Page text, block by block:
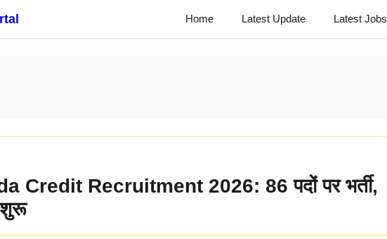
Home Latest Update Latest Jobs
Credit Recruitment 2026: 86 पदों पर भर्ती,